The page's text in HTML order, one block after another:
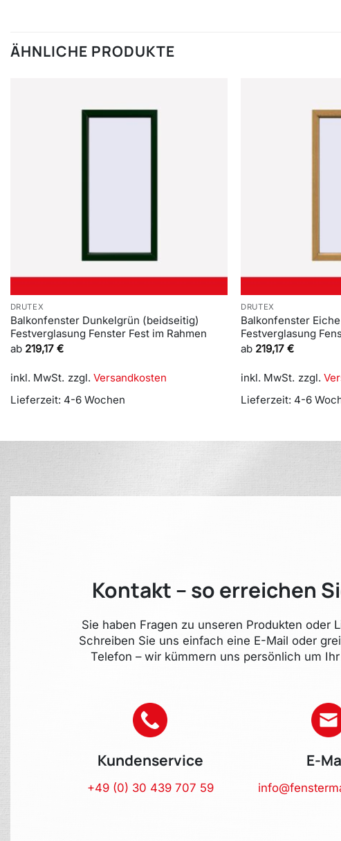
ÄHNLICHE PRODUKTE
DRUTEX
Balkonfenster Dunkelgrün (beidseitig)
Festverglasung Fenster Fest im Rahmen
ab 219,17 €
inkl. MwSt. zzgl. Versandkosten
Lieferzeit: 4-6 Wochen
DRUTEX
Balkonfenster
Festverglasung
ab 219,17€
inkl. MwSt. zzgl.
Lieferzeit: 4-6
Kontakt – so erreichen
Sie haben Fragen zu unseren Produkten oder
Schreiben Sie uns einfach eine E-Mail oder
Telefon – wir kümmern uns persönlich um
Kundenservice
+49 (0) 30 439 707 59
E-